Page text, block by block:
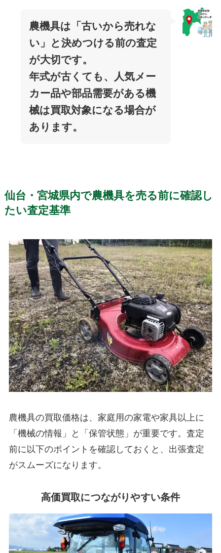
農機具は「古いから売れな
い」と決めつける前の査定
が大切です。
年式が古くても、人気メー
カー品や部品需要がある機
械は買取対象になる場合が
あります。
仙台・宮城県内で農機具を売る前に確認し
たい査定基準
農機具の買取価格は、家庭用の家電や家具以上に
「機械の情報」と「保管状態」が重要です。査定
前に以下のポイントを確認しておくと、出張査定
がスムーズになります。
高価買取につながりやすい条件